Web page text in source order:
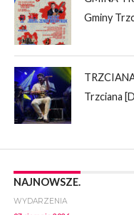
Gminy
Trzciana
NAJNOWSZE.
WYDARZENIA